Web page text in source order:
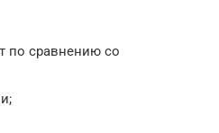
по сравнению со